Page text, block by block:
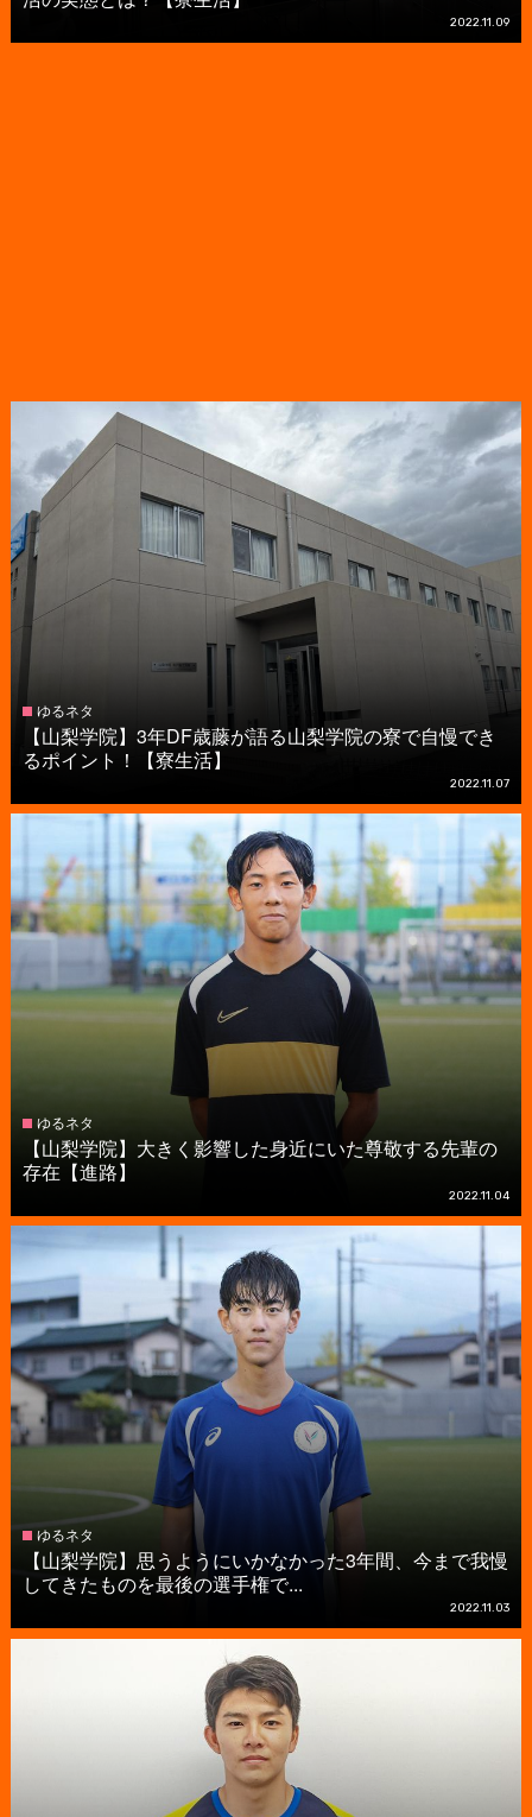
2022.11.09
ゆるネタ
【山梨学院】3年DF歳藤が語る山梨学院の寮で自慢でき
るポイント！【寮生活】
2022.11.07
ゆるネタ
【山梨学院】大きく影響した身近にいた尊敬する先輩の
存在【進路】
2022.11.04
ゆるネタ
【山梨学院】思うようにいかなかった3年間、今まで我慢
してきたものを最後の選手権で...
2022.11.03